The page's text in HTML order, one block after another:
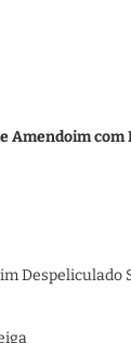
Amendoim com
Despeliculado